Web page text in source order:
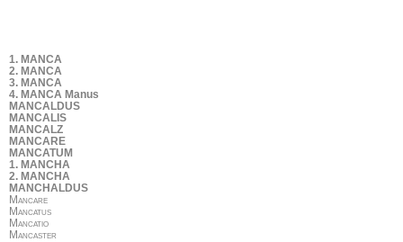
1. MANCA
2. MANCA
3. MANCA
4. MANCA Manus
MANCALDUS
MANCALIS
MANCALZ
MANCARE
MANCATUM
1. MANCHA
2. MANCHA
MANCHALDUS
Mancare
Mancatus
Mancatio
Mancaster